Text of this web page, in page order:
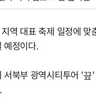
역 대표 축제 일정에 맞
예정이다.
서북부 광역시티투어 '끞